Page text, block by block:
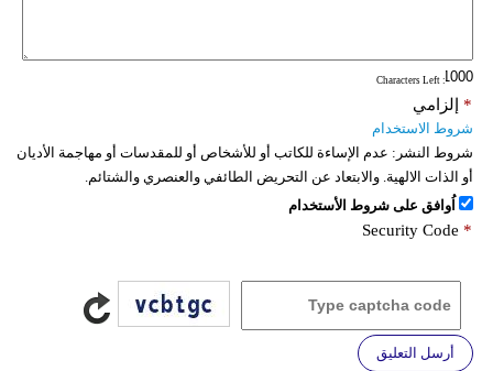
: Characters Left
إلزامي *
شروط الاستخدام
شروط النشر: عدم الإساءة للكاتب أو للأشخاص أو للمقدسات أو مهاجمة الأديان
أو الذات الالهية. والابتعاد عن التحريض الطائفي والعنصري والشتائم.
اُوافق على شروط الأستخدام
Security Code *
أرسل التعليق